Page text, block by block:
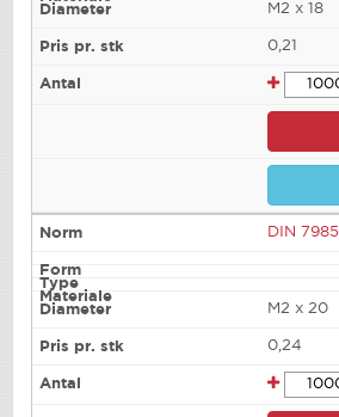
M2 x 18
0,21
DIN 7985
M2 x 20
0,24